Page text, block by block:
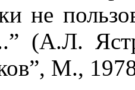
не
(А.Л.
М.,